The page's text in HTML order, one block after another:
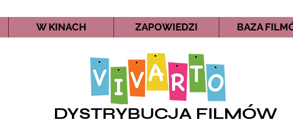
W KINACH ZAPOWIEDZI BAZA
DYSTRYBUCJA FILMÓW